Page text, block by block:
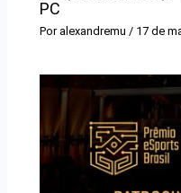
PC
Por alexandremu / 17 de